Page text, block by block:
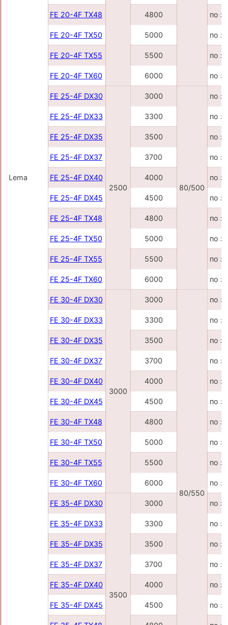
Lema
FE 20-4F TX48 4800 по
FE 20-4F TX50 5000 по
FE 20-4F TX55 5500 по
FE 20-4F TX60 6000 по
FE 25-4F DX30
2500
3000
80/500
по
FE 25-4F DX33 3300 по
FE 25-4F DX35 3500 по
FE 25-4F DX37 3700 по
FE 25-4F DX40 4000 по
FE 25-4F DX45 4500 по
FE 25-4F TX48 4800 по
FE 25-4F TX50 5000 по
FE 25-4F TX55 5500 по
FE 25-4F TX60 6000 по
FE 30-4F DX30
3000
3000
80/550
по
FE 30-4F DX33 3300 по
FE 30-4F DX35 3500 по
FE 30-4F DX37 3700 по
FE 30-4F DX40 4000 по
FE 30-4F DX45 4500 по
FE 30-4F TX48 4800 по
FE 30-4F TX50 5000 по
FE 30-4F TX55 5500 по
FE 30-4F TX60 6000 по
FE 35-4F DX30
3500
3000 по
FE 35-4F DX33 3300 по
FE 35-4F DX35 3500 по
FE 35-4F DX37 3700 по
FE 35-4F DX40 4000 по
FE 35-4F DX45 4500 по